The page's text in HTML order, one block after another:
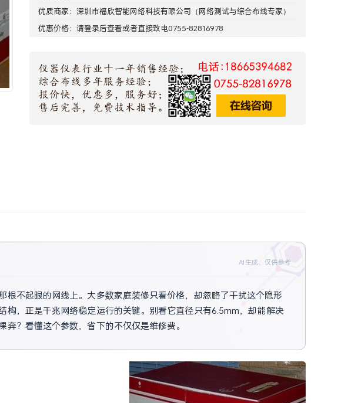
优质商家： 深圳市福欣智能网络科技有限公司 （网络测试与综合布线专家）
优惠价格：请登录后查看或者直接致电0755-82816978
AI生成，仅供参考
不起眼的网线上。大多数家庭装修只看价格，却忽略了干扰这个隐形
构，正是千兆网络稳定运行的关键。别看它直径只有6.5mm，却能解决
？看懂这个参数，省下的不仅仅是维修费。